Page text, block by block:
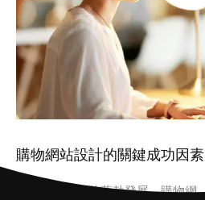
購物網站設計的關鍵成功因素
隨著電子商務的蓬勃發展，購物網